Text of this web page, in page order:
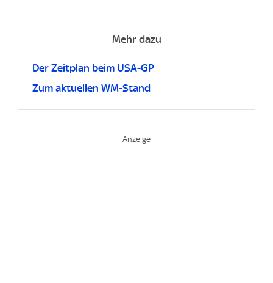
Mehr dazu
Der Zeitplan beim USA-GP
Zum aktuellen WM-Stand